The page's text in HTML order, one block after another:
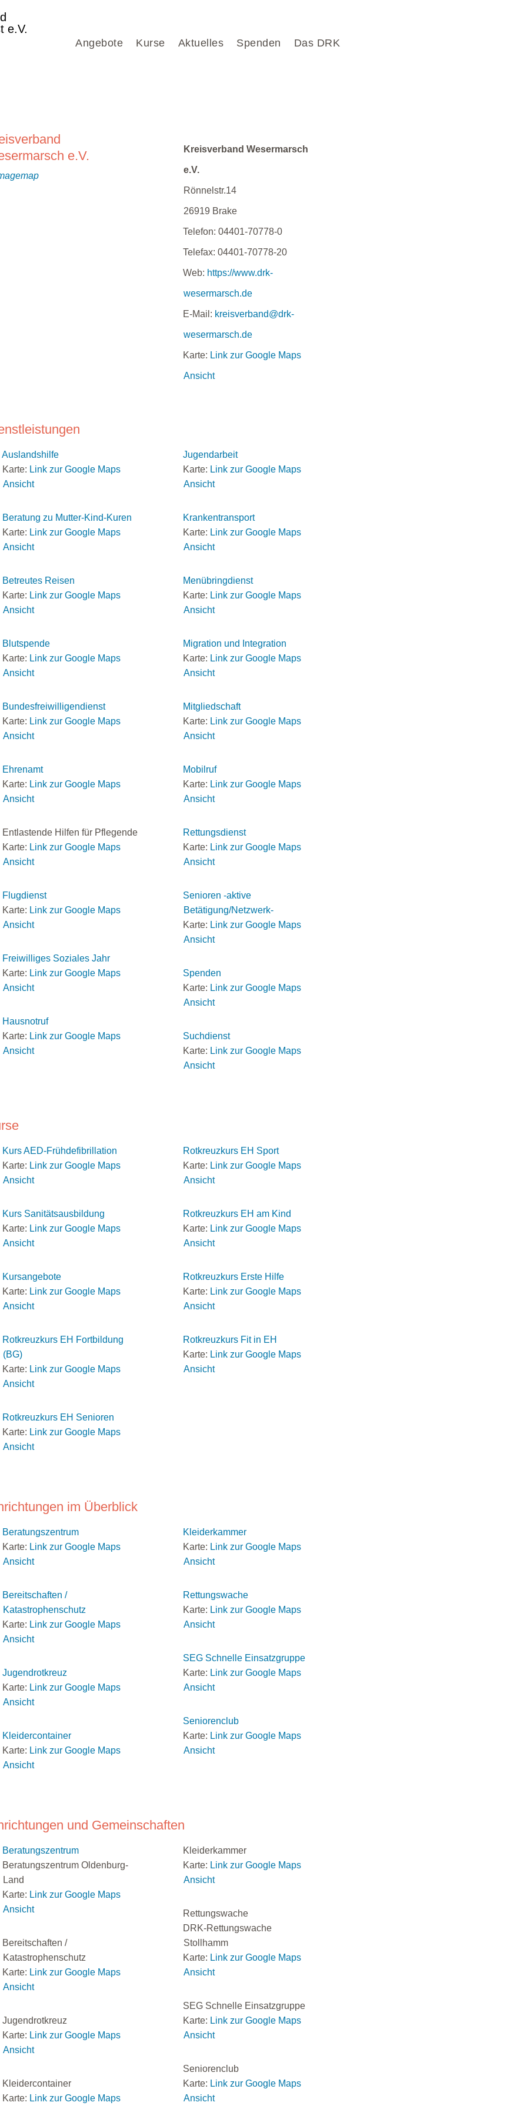
Angebote Kurse Aktuelles Spenden Das DRK
e.V.
e.V.
Kreisverband Wesermarsch
e.V.
Rönnelstr.14
26919 Brake
Telefon: 04401-70778-0
Telefax: 04401-70778-20
Web: https://www.drk-
wesermarsch.de
E-Mail: kreisverband@drk-
wesermarsch.de
Karte: Link zur Google Maps
Ansicht
Auslandshilfe
Karte: Link zur Google Maps
Ansicht
Beratung zu Mutter-Kind-Kuren
Karte: Link zur Google Maps
Ansicht
Betreutes Reisen
Karte: Link zur Google Maps
Ansicht
Blutspende
Karte: Link zur Google Maps
Ansicht
Bundesfreiwilligendienst
Karte: Link zur Google Maps
Ansicht
Ehrenamt
Karte: Link zur Google Maps
Ansicht
Entlastende Hilfen für Pflegende
Karte: Link zur Google Maps
Ansicht
Flugdienst
Karte: Link zur Google Maps
Ansicht
Freiwilliges Soziales Jahr
Karte: Link zur Google Maps
Ansicht
Hausnotruf
Karte: Link zur Google Maps
Ansicht
Jugendarbeit
Karte: Link zur Google Maps
Ansicht
Krankentransport
Karte: Link zur Google Maps
Ansicht
Menübringdienst
Karte: Link zur Google Maps
Ansicht
Migration und Integration
Karte: Link zur Google Maps
Ansicht
Mitgliedschaft
Karte: Link zur Google Maps
Ansicht
Mobilruf
Karte: Link zur Google Maps
Ansicht
Rettungsdienst
Karte: Link zur Google Maps
Ansicht
Senioren -aktive
Betätigung/Netzwerk-
Karte: Link zur Google Maps
Ansicht
Spenden
Karte: Link zur Google Maps
Ansicht
Suchdienst
Karte: Link zur Google Maps
Ansicht
Kurs AED-Frühdefibrillation
Karte: Link zur Google Maps
Ansicht
Kurs Sanitätsausbildung
Karte: Link zur Google Maps
Ansicht
Kursangebote
Karte: Link zur Google Maps
Ansicht
Rotkreuzkurs EH Fortbildung
(BG)
Karte: Link zur Google Maps
Ansicht
Rotkreuzkurs EH Senioren
Karte: Link zur Google Maps
Ansicht
Rotkreuzkurs EH Sport
Karte: Link zur Google Maps
Ansicht
Rotkreuzkurs EH am Kind
Karte: Link zur Google Maps
Ansicht
Rotkreuzkurs Erste Hilfe
Karte: Link zur Google Maps
Ansicht
Rotkreuzkurs Fit in EH
Karte: Link zur Google Maps
Ansicht
im Überblick
Beratungszentrum
Karte: Link zur Google Maps
Ansicht
Bereitschaften /
Katastrophenschutz
Karte: Link zur Google Maps
Ansicht
Jugendrotkreuz
Karte: Link zur Google Maps
Ansicht
Kleidercontainer
Karte: Link zur Google Maps
Ansicht
Kleiderkammer
Karte: Link zur Google Maps
Ansicht
Rettungswache
Karte: Link zur Google Maps
Ansicht
SEG Schnelle Einsatzgruppe
Karte: Link zur Google Maps
Ansicht
Seniorenclub
Karte: Link zur Google Maps
Ansicht
und Gemeinschaften
Beratungszentrum
Beratungszentrum Oldenburg-
Land
Karte: Link zur Google Maps
Ansicht
Bereitschaften /
Katastrophenschutz
Karte: Link zur Google Maps
Ansicht
Jugendrotkreuz
Karte: Link zur Google Maps
Ansicht
Kleidercontainer
Karte: Link zur Google Maps
Kleiderkammer
Karte: Link zur Google Maps
Ansicht
Rettungswache
DRK-Rettungswache
Stollhamm
Karte: Link zur Google Maps
Ansicht
SEG Schnelle Einsatzgruppe
Karte: Link zur Google Maps
Ansicht
Seniorenclub
Karte: Link zur Google Maps
Ansicht